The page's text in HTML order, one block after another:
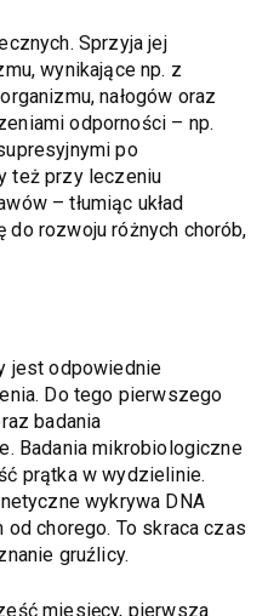
Sprzyja jej
wynikające np. z
nałogów oraz
odporności – np.
po
też przy leczeniu
– tłumiąc układ
do rozwoju różnych chorób,
jest odpowiednie
Do tego pierwszego
badania
Badania mikrobiologiczne
prątka w wydzielinie.
wykrywa DNA
chorego. To skraca czas
gruźlicy.
miesięcy, pierwsza